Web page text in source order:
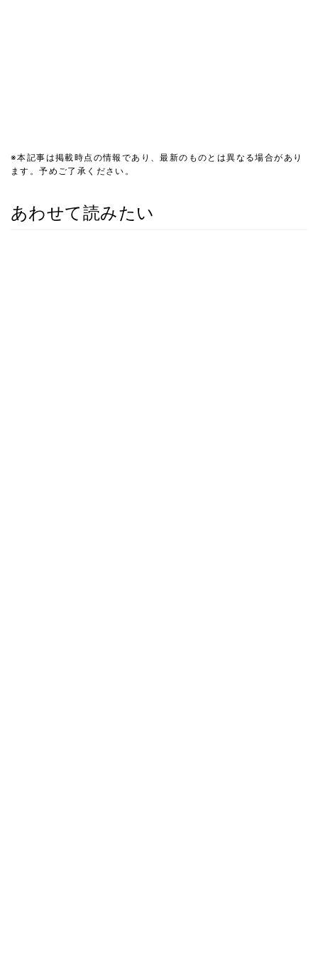
※本記事は掲載時点の情報であり、最新のものとは異なる場合があり
ます。予めご了承ください。
あわせて読みたい